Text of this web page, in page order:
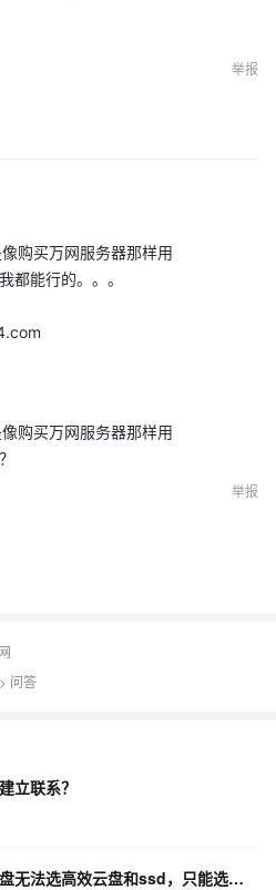
举报
购买万网服务器那样用
都能行的。。。
购买万网服务器那样用
举报
> 问答
立联系？
购买ECS的时候系统盘和数据盘无法选高效云盘和ssd，只能选择essd和essd autopl?